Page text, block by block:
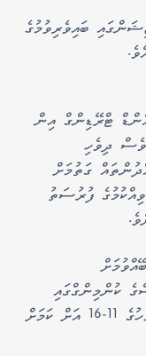
ބައިވެރިވުމުގެ
ޓްރޭޑިންގް އިން
ދިވެހި
ގަތުމަށް
ފުރުސަތު
ކުންމިންގްގައި
ކަމަށެވެ. އަދި އެކްސްޕޯ ކުރިއަށްދާނީ ޖޫން މަހުގެ 11-16 އަށް ކަމަށް